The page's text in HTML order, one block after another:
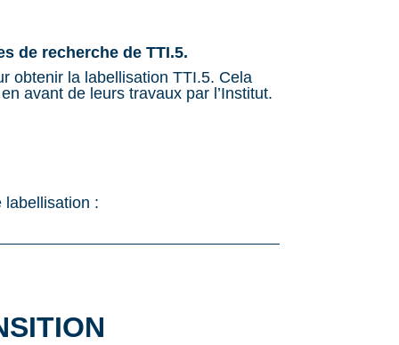
de recherche de TTI.5.
obtenir la labellisation TTI.5. Cela
avant de leurs travaux par l’Institut.
labellisation :